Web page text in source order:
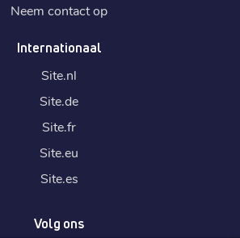
Neem contact op
Internationaal
Site.nl
Site.de
Site.fr
Site.eu
Site.es
Volg ons